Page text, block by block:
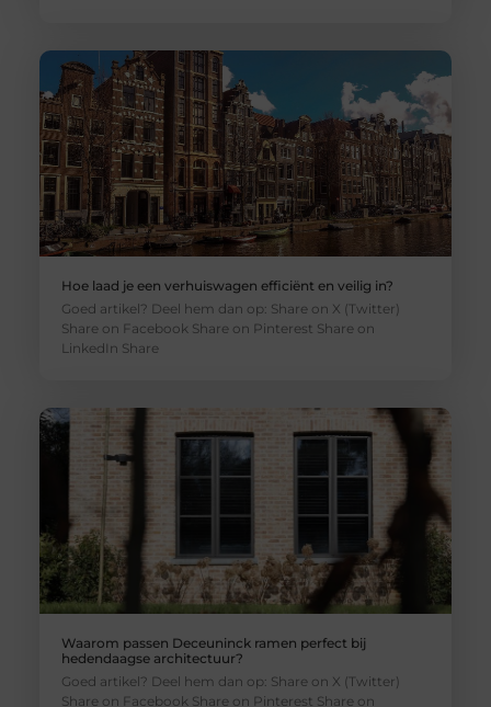
Hoe laad je een verhuiswagen efficiënt en veilig in?
Goed artikel? Deel hem dan op: Share on X (Twitter)
Share on Facebook Share on Pinterest Share on
LinkedIn Share
Waarom passen Deceuninck ramen perfect bij
hedendaagse architectuur?
Goed artikel? Deel hem dan op: Share on X (Twitter)
Share on Facebook Share on Pinterest Share on